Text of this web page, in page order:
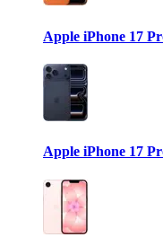
Apple iPhone 17
Apple iPhone 17